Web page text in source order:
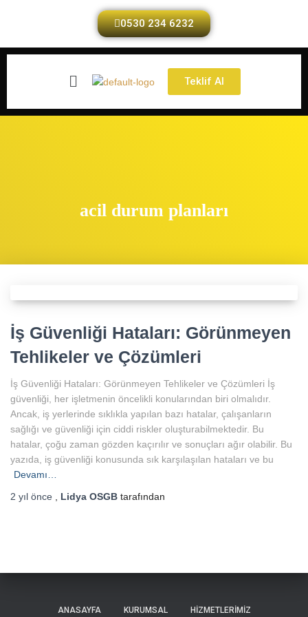
0530 234 6232
Teklif Al
acil durum planları
İş Güvenliği Hataları: Görünmeyen
Tehlikeler ve Çözümleri
İş Güvenliği Hataları: Görünmeyen Tehlikeler ve Çözümleri İş
güvenliği, her işletmenin öncelikli konularından biri olmalıdır.
Ancak, iş yerlerinde sıklıkla yapılan bazı hatalar, çalışanların
sağlığı ve güvenliği için ciddi riskler oluşturabilmektedir. Bu
hatalar, çoğu zaman gözden kaçırılır ve sonuçları ağır olabilir. Bu
yazıda, iş güvenliği konusunda sık karşılaşılan hataları ve bu
Devamı…
2 yıl önce Lidya OSGB tarafından
ANASAYFA KURUMSAL HIZMETLERIMIZ